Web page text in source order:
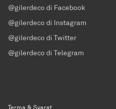
@gilerdeco di Facebook
@gilerdeco di Instagram
@gilerdeco di Twitter
@gilerdeco di Telegram
Terma & Syarat